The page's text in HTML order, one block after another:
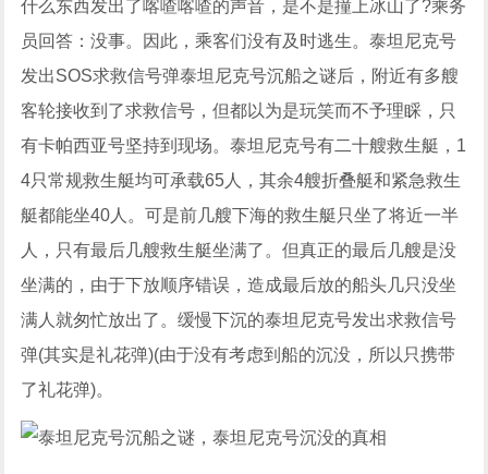
什么东西发出了喀喳喀喳的声音，是不是撞上冰山了?乘务
员回答：没事。因此，乘客们没有及时逃生。泰坦尼克号
发出SOS求救信号弹泰坦尼克号沉船之谜后，附近有多艘
客轮接收到了求救信号，但都以为是玩笑而不予理睬，只
有卡帕西亚号坚持到现场。泰坦尼克号有二十艘救生艇，1
4只常规救生艇均可承载65人，其余4艘折叠艇和紧急救生
艇都能坐40人。可是前几艘下海的救生艇只坐了将近一半
人，只有最后几艘救生艇坐满了。但真正的最后几艘是没
坐满的，由于下放顺序错误，造成最后放的船头几只没坐
满人就匆忙放出了。缓慢下沉的泰坦尼克号发出求救信号
弹(其实是礼花弹)(由于没有考虑到船的沉没，所以只携带
了礼花弹)。